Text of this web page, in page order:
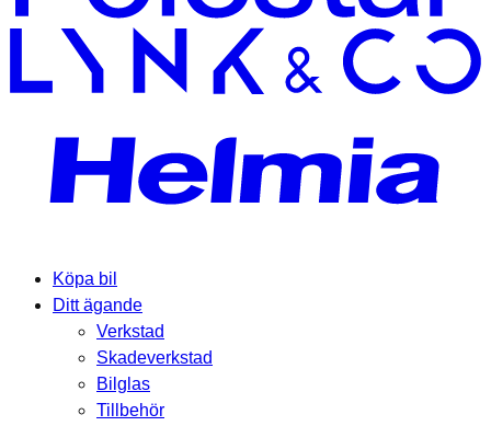
Köpa bil
Ditt ägande
Verkstad
Skadeverkstad
Bilglas
Tillbehör